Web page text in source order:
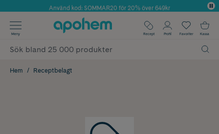
Årets Butik 2025 inom Skönhet
Använd kod: SOMMAR20 för 20% över 649kr
✓ Fri frakt
✓ Poäng på alla köp*
Meny Recept Profil Favoriter Kassa
Hem Receptbelagt